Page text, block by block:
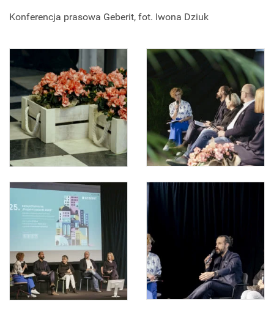
Konferencja prasowa Geberit, fot. Iwona Dziuk